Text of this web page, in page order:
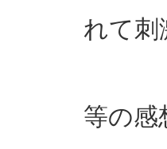
れて刺
等の感